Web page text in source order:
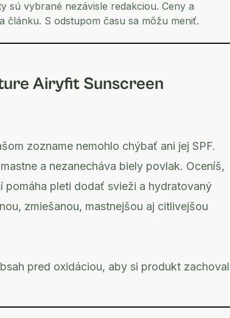
sú vybrané nezávisle redakciou. Ceny a
S odstupom času sa môžu meniť.
Airyfit Sunscreen
zozname nemohlo chýbať ani jej SPF.
a nezanecháva biely povlak. Oceníš,
pomáha pleti dodať svieži a hydratovaný
zmiešanou, mastnejšou aj citlivejšou
pred oxidáciou, aby si produkt zachoval